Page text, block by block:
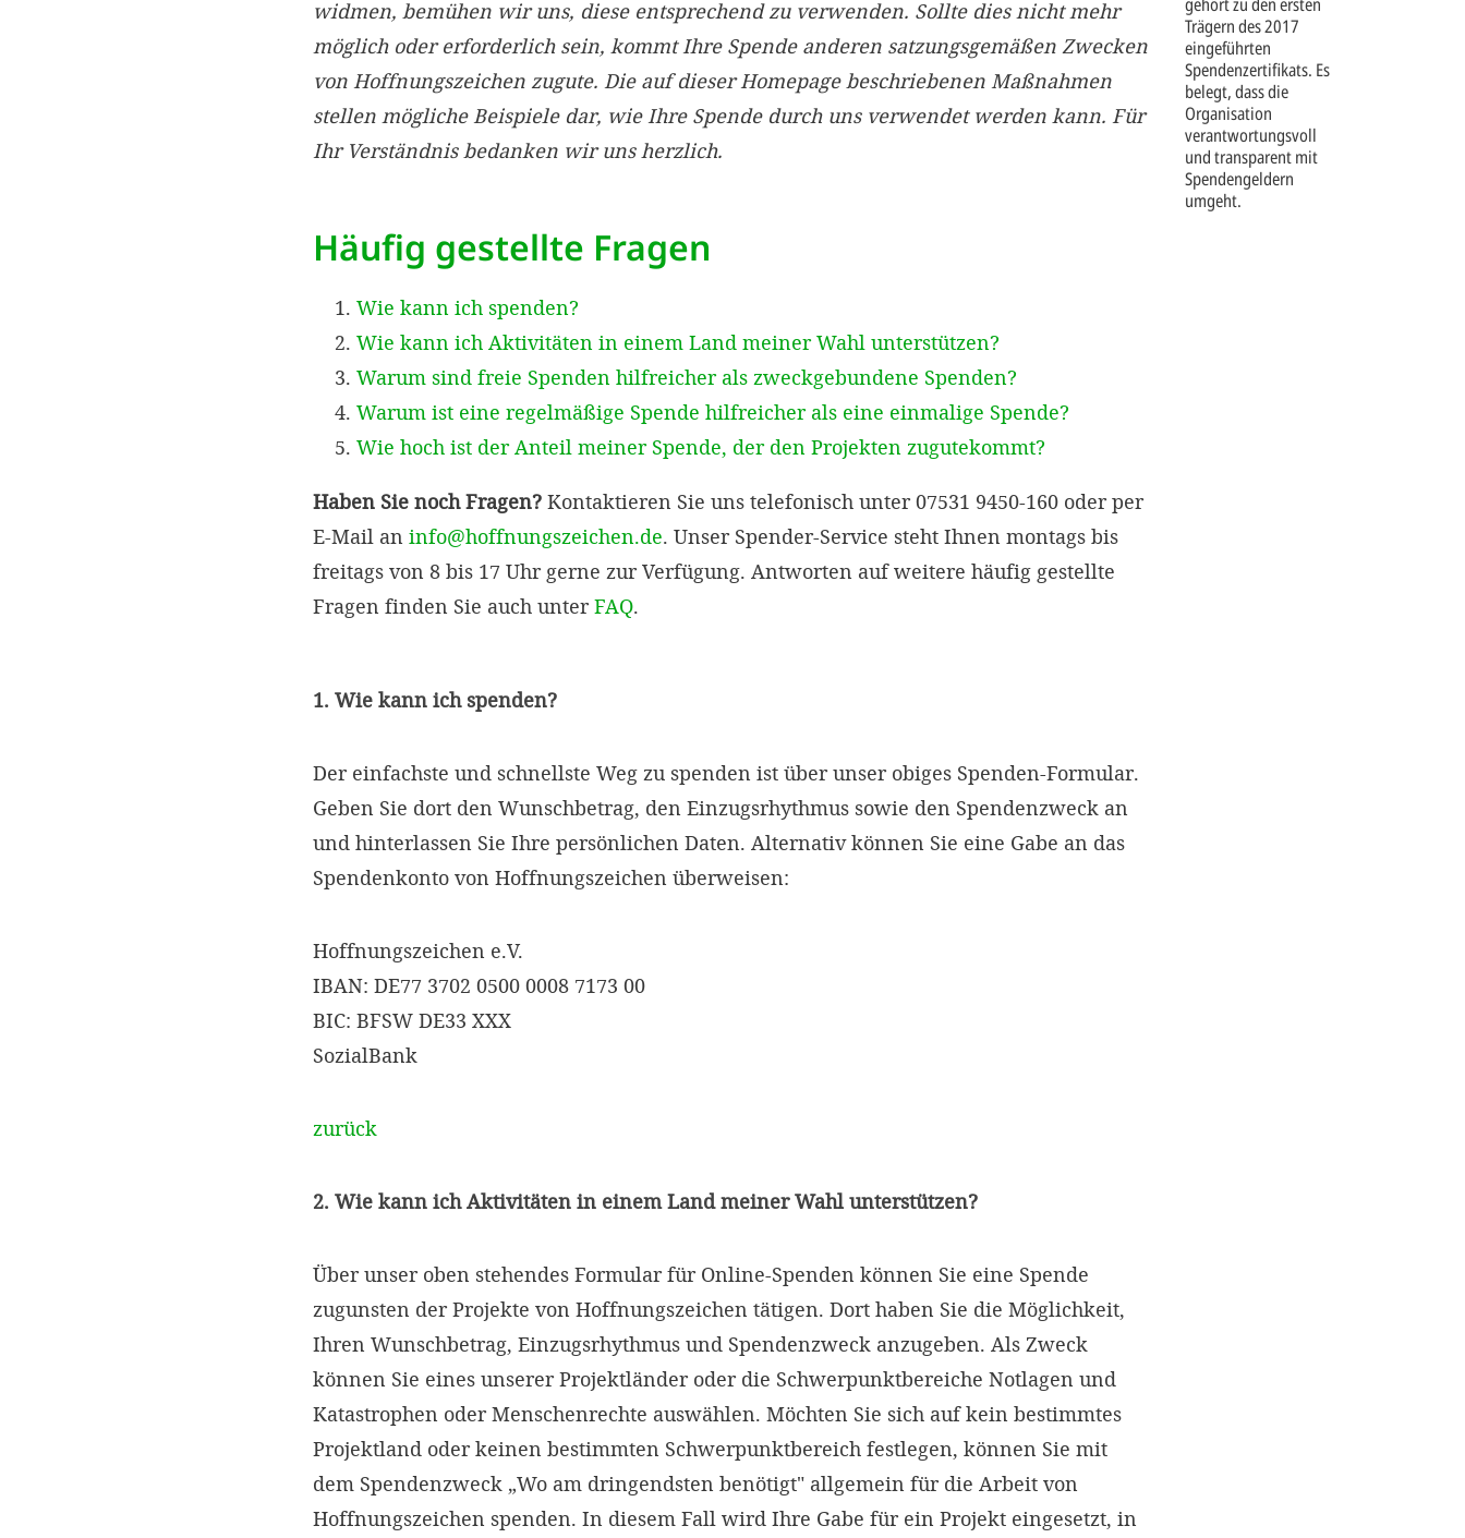
Trägern des 2017
eingeführten
Spendenzertifikats. Es
belegt, dass die
Organisation
verantwortungsvoll
und transparent mit
Spendengeldern
umgeht.
widmen, bemühen wir uns, diese entsprechend zu verwenden. Sollte dies nicht mehr
möglich oder erforderlich sein, kommt Ihre Spende anderen satzungsgemäßen Zwecken
von Hoffnungszeichen zugute. Die auf dieser Homepage beschriebenen Maßnahmen
stellen mögliche Beispiele dar, wie Ihre Spende durch uns verwendet werden kann. Für
Ihr Verständnis bedanken wir uns herzlich.
Häufig gestellte Fragen
Wie kann ich spenden?
Wie kann ich Aktivitäten in einem Land meiner Wahl unterstützen?
Warum sind freie Spenden hilfreicher als zweckgebundene Spenden?
Warum ist eine regelmäßige Spende hilfreicher als eine einmalige Spende?
Wie hoch ist der Anteil meiner Spende, der den Projekten zugutekommt?
Haben Sie noch Fragen? Kontaktieren Sie uns telefonisch unter 07531 9450-160 oder per
E-Mail an info@hoffnungszeichen.de. Unser Spender-Service steht Ihnen montags bis
freitags von 8 bis 17 Uhr gerne zur Verfügung. Antworten auf weitere häufig gestellte
Fragen finden Sie auch unter FAQ.
1. Wie kann ich spenden?
Der einfachste und schnellste Weg zu spenden ist über unser obiges Spenden-Formular.
Geben Sie dort den Wunschbetrag, den Einzugsrhythmus sowie den Spendenzweck an
und hinterlassen Sie Ihre persönlichen Daten. Alternativ können Sie eine Gabe an das
Spendenkonto von Hoffnungszeichen überweisen:
Hoffnungszeichen e.V.
IBAN: DE77 3702 0500 0008 7173 00
BIC: BFSW DE33 XXX
SozialBank
zurück
2. Wie kann ich Aktivitäten in einem Land meiner Wahl unterstützen?
Über unser oben stehendes Formular für Online-Spenden können Sie eine Spende
zugunsten der Projekte von Hoffnungszeichen tätigen. Dort haben Sie die Möglichkeit,
Ihren Wunschbetrag, Einzugsrhythmus und Spendenzweck anzugeben. Als Zweck
können Sie eines unserer Projektländer oder die Schwerpunktbereiche Notlagen und
Katastrophen oder Menschenrechte auswählen. Möchten Sie sich auf kein bestimmtes
Projektland oder keinen bestimmten Schwerpunktbereich festlegen, können Sie mit
dem Spendenzweck „Wo am dringendsten benötigt" allgemein für die Arbeit von
Hoffnungszeichen spenden. In diesem Fall wird Ihre Gabe für ein Projekt eingesetzt, in